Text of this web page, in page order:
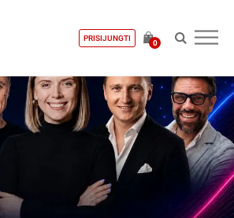
PRISIJUNGTI
0